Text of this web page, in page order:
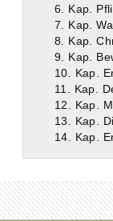
8. Kap.
9. Kap.
10. Kap.
11. Kap.
13. Kap.
14. Kap.